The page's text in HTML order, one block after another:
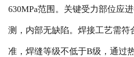
630MPa范围。关键受力部位应
测，内部无缺陷。焊接工艺需符
准，焊缝等级不低于B级，通过